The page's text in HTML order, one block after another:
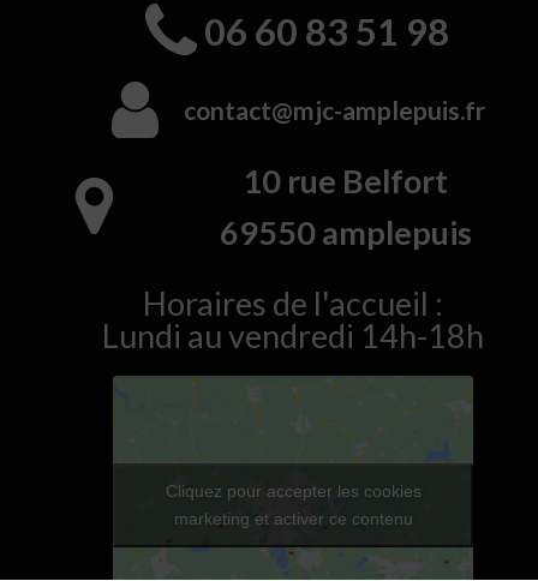
06 60 83 51 98
contact@mjc-amplepuis.fr
10 rue Belfort
​69550 amplepuis
Horaires de l'accueil :
Lundi au vendredi 14h-18h
Cliquez pour accepter les cookies
marketing et activer ce contenu